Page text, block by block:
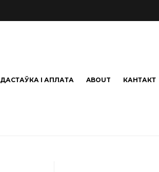
ДАСТАЎКА І АПЛАТА ABOUT КАНТАКТ